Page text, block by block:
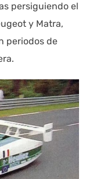
persiguiendo el
y Matra,
periodos de